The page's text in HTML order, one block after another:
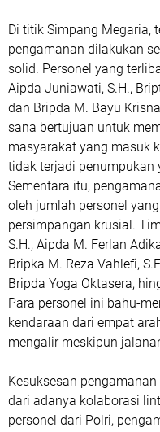
Di titik Simpang Megaria,
pengamanan dilakukan
solid. Personel yang
Aipda Juniawati, S.H.,
dan Bripda M. Bayu
sana bertujuan untuk
masyarakat yang masuk
tidak terjadi penumpukan
Sementara itu,
oleh jumlah personel
persimpangan krusial.
S.H., Aipda M. Ferlan
Bripka M. Reza Vahlefi,
Bripda Yoga Oktasera,
Para personel ini bahu-
kendaraan dari empat
mengalir meskipun
Kesuksesan
dari adanya kolaborasi
personel dari Polri,